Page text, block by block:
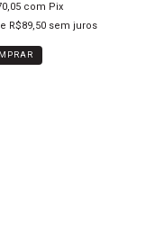
com Pix
R$89,50 sem juros